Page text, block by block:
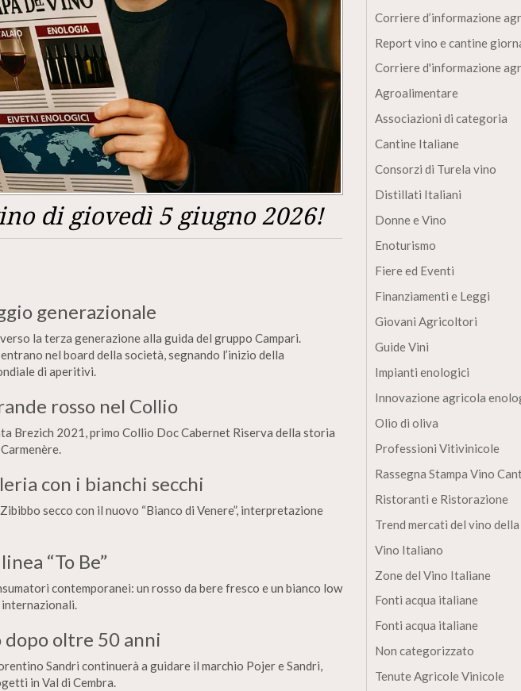
di giovedì 5 giugno 2026!
generazionale
la terza generazione alla guida del gruppo Campari.
nel board della società, segnando l’inizio della
di aperitivi.
rosso nel Collio
Brezich 2021, primo Collio Doc Cabernet Riserva della storia
con i bianchi secchi
secco con il nuovo “Bianco di Venere”, interpretazione
“To Be”
contemporanei: un rosso da bere fresco e un bianco low
dopo oltre 50 anni
Sandri continuerà a guidare il marchio Pojer e Sandri,
in Val di Cembra.
Corriere d’informazione
Report vino e cantine
Corriere d'informazione
Agroalimentare
Associazioni di categoria
Cantine Italiane
Consorzi di Turela vino
Distillati Italiani
Donne e Vino
Enoturismo
Fiere ed Eventi
Finanziamenti e Leggi
Giovani Agricoltori
Guide Vini
Impianti enologici
Innovazione agricola
Olio di oliva
Professioni Vitivinicole
Rassegna Stampa Vino
Ristoranti e Ristorazione
Trend mercati del vino
Vino Italiano
Zone del Vino Italiane
Fonti acqua italiane
Fonti acqua italiane
Non categorizzato
Tenute Agricole Vinicole